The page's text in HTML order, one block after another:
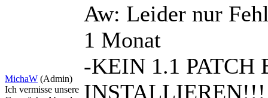
MichaW (Admin)
Ich vermisse unsere
Aw: Leider nur
1 Monat
-KEIN 1.1 PATCH